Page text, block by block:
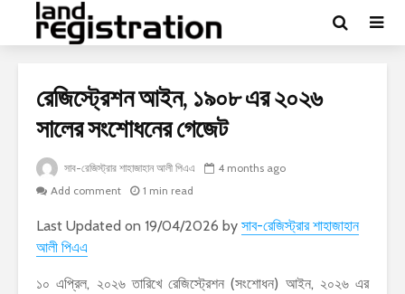
রেজিস্ট্রেশন আইন, ১৯০৮ এর ২০২৬
সালের সংশোধনের গেজেট
সাব-রেজিস্ট্রার শাহাজাহান আলী পিএএ
4 months ago
Add comment
1 min read
Last Updated on 19/04/2026 by সাব-রেজিস্ট্রার শাহাজাহান
আলী পিএএ
১০ এপ্রিল, ২০২৬ তারিখে রেজিস্ট্রেশন (সংশোধন) আইন, ২০২৬ এর